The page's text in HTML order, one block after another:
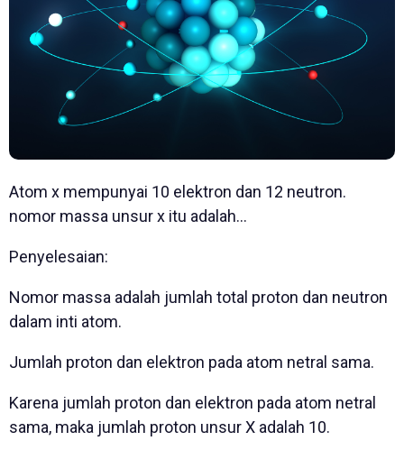
Atom x mempunyai 10 elektron dan 12 neutron.
nomor massa unsur x itu adalah...
Penyelesaian:
Nomor massa adalah jumlah total proton dan neutron
dalam inti atom.
Jumlah proton dan elektron pada atom netral sama.
Karena jumlah proton dan elektron pada atom netral
sama, maka jumlah proton unsur X adalah 10.